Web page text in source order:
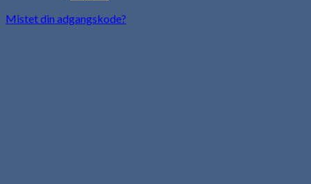
Mistet din adgangskode?